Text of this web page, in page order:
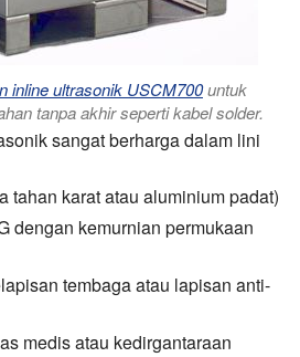
inline ultrasonik USCM700untuk
tanpa akhir seperti kabel solder.
sangat berharga dalam lini
tahan karat atau aluminium padat)
dengan kemurnian permukaan
tembaga atau lapisan anti-
medis atau kedirgantaraan